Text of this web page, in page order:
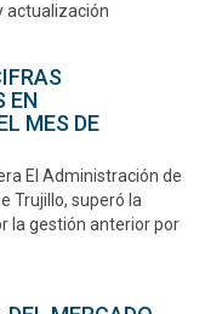
actualización
EN
MES DE
El Administración de
Trujillo, superó la
la gestión anterior por